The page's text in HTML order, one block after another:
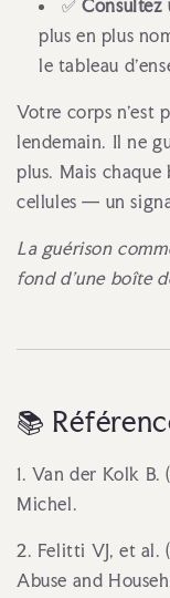
✅
plus en plus
le tableau
Votre corps n'est
lendemain. Il ne
plus. Mais
cellules — un
La guérison
fond d'une boîte
📚
1. Van der Kolk B.
Michel.
2. Felitti VJ, et al.
Abuse and